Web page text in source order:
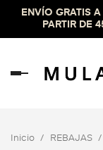
ENVÍO GRATIS
PARTIR DE
Navegación
Inicio REBAJAS